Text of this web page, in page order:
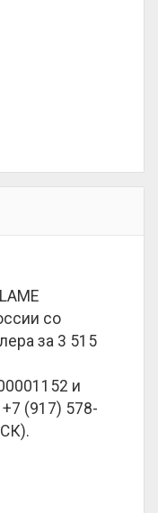
со
за 3 515
и
(917) 578-